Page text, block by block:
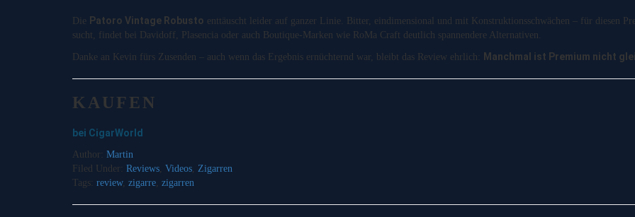
Die Patoro Vintage Robusto enttäuscht leider auf ganzer Linie. Bitter, eindimensional und mit Konstruktionsschwächen – für diesen
sucht, findet bei Davidoff, Plasencia oder auch Boutique-Marken wie RoMa Craft deutlich spannendere Alternativen.
Danke an Kevin fürs Zusenden – auch wenn das Ergebnis ernüchternd war, bleibt das Review ehrlich: Manchmal ist Premium nicht
KAUFEN
bei CigarWorld
Author: Martin
Filed Under: Reviews Videos Zigarren
Tags: review, zigarre zigarren